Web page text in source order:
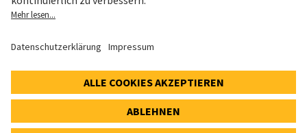
Cookie-Einstellungen
SWX: Implenia AG